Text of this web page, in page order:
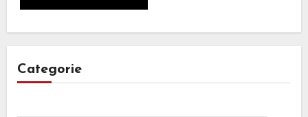
Categorie